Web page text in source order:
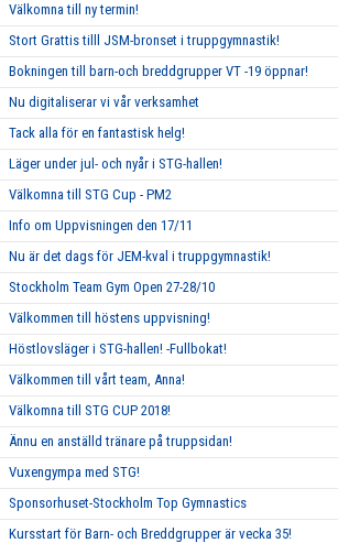
Välkomna till ny termin!
Stort Grattis tilll JSM-bronset i truppgymnastik!
Bokningen till barn-och breddgrupper VT -19 öppnar!
Nu digitaliserar vi vår verksamhet
Tack alla för en fantastisk helg!
Läger under jul- och nyår i STG-hallen!
Välkomna till STG Cup - PM2
Info om Uppvisningen den 17/11
Nu är det dags för JEM-kval i truppgymnastik!
Stockholm Team Gym Open 27-28/10
Välkommen till höstens uppvisning!
Höstlovsläger i STG-hallen! -Fullbokat!
Välkommen till vårt team, Anna!
Välkomna till STG CUP 2018!
Ännu en anställd tränare på truppsidan!
Vuxengympa med STG!
Sponsorhuset-Stockholm Top Gymnastics
Kursstart för Barn- och Breddgrupper är vecka 35!